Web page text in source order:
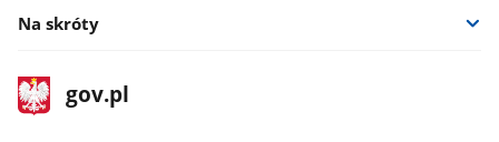
Na skróty
stopka
gov.plStrona
gov.pl